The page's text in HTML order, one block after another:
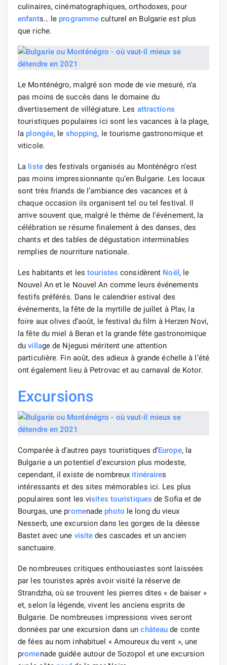
culinaires, cinématographiques, orthodoxes, pour
enfants… le programme culturel en Bulgarie est plus
que riche.
Le Monténégro, malgré son mode de vie mesuré, n’a
pas moins de succès dans le domaine du
divertissement de villégiature. Les attractions
touristiques populaires ici sont les vacances à la plage,
la plongée, le shopping, le tourisme gastronomique et
viticole.
La listedes festivals organisés au Monténégro n’est
pas moins impressionnante qu’en Bulgarie. Les locaux
sont très friands de l’ambiance des vacances et à
chaque occasion ils organisent tel ou tel festival. Il
arrive souvent que, malgré le thème de l’événement, la
célébration se résume finalement à des danses, des
chants et des tables de dégustation interminables
remplies de nourriture nationale.
Les habitants et lestouristes considèrent Noël, le
Nouvel An et le Nouvel An comme leurs événements
festifs préférés. Dans le calendrier estival des
événements, la fête de la myrtille de juillet à Plav, la
foire aux olives d’août, le festival du film à Herzen Novi,
la fête du miel à Beran et la grande fête gastronomique
duvillage de Njegusi méritent une attention
particulière. Fin août, des adieux à grande échelle à l’été
ont également lieu à Petrovac et au carnaval de Kotor.
Excursions
Comparée à d’autres pays touristiques d’Europe, la
Bulgarie a un potentiel d’excursion plus modeste,
cependant, il existe de nombreux itinéraires
intéressants et des sites mémorables ici. Les plus
populaires sont les visites touristiques de Sofia et de
Bourgas, une promenade photo le long du vieux
Nesserb, une excursion dans les gorges de la déesse
Bastet avec une visite des cascades et un ancien
sanctuaire.
De nombreuses critiques enthousiastes sont laissées
par les touristes après avoir visité la réserve de
Strandzha, où se trouvent les pierres dites « de baiser »
et, selon la légende, vivent les anciens esprits de
Bulgarie. De nombreuses impressions vives seront
données par une excursion dans unchâteau de conte
de fées au nom inhabituel « Amoureux du vent », une
promenade guidée autour de Sozopol et une excursion